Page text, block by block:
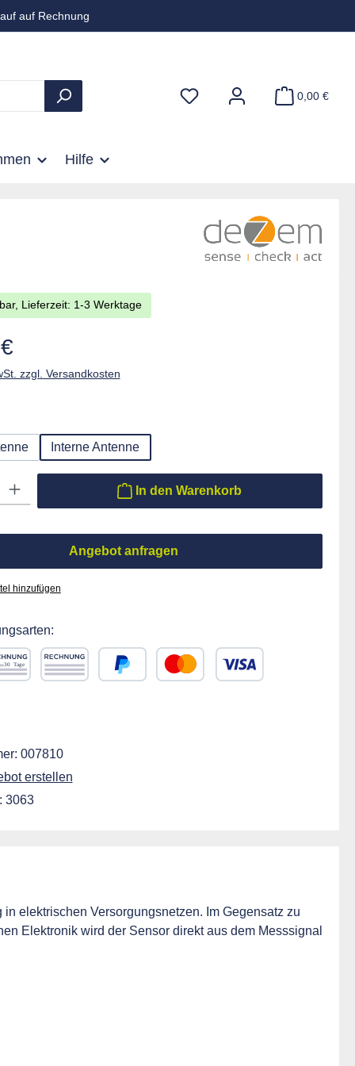
auf Rechnung
0,00 €
Hilfe
Lieferzeit: 1-3 Werktage
zzgl. Versandkosten
Interne Antenne
In den Warenkorb
Angebot anfragen
hinzufügen
007810
erstellen
3063
elektrischen Versorgungsnetzen. Im Gegensatz zu
Elektronik wird der Sensor direkt aus dem Messsignal